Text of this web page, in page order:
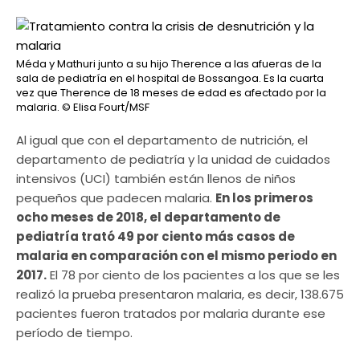
Méda y Mathuri junto a su hijo Therence a las afueras de la
sala de pediatría en el hospital de Bossangoa. Es la cuarta
vez que Therence de 18 meses de edad es afectado por la
malaria. © Elisa Fourt/MSF
Al igual que con el departamento de nutrición, el
departamento de pediatría y la unidad de cuidados
intensivos (UCI) también están llenos de niños
pequeños que padecen malaria. En los primeros
ocho meses de 2018, el departamento de
pediatría trató 49 por ciento más casos de
malaria en comparación con el mismo periodo en
2017.El 78 por ciento de los pacientes a los que se les
realizó la prueba presentaron malaria, es decir, 138.675
pacientes fueron tratados por malaria durante ese
período de tiempo.